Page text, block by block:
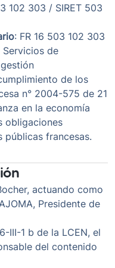
102 303 / SIRET 503
: FR 16 503 102 303
de
de los
n° 2004-575 de 21
en la economía
obligaciones
públicas francesas.
actuando como
Presidente de
III-1 b de la LCEN, el
del contenido